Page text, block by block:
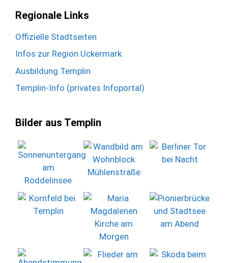
Regionale Links
Offizielle Stadtseiten
Infos zur Region Uckermark
Ausbildung Templin
Templin-Info (privates Infoportal)
Bilder aus Templin